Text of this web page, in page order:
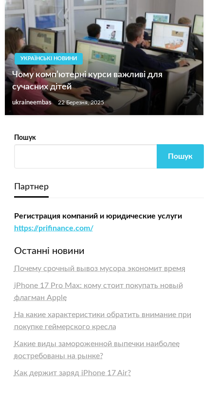
УКРАЇНСЬКІ НОВИНИ
Чому комп’ютерні курси важливі для
сучасних дітей
ukraineembas 22 Березня, 2025
Пошук
Пошук
Партнер
Регистрация компаний и юридические услуги
https://prifinance.com/
Останні новини
Почему срочный вывоз мусора экономит время
iPhone 17 Pro Max: кому стоит покупать новый
флагман Apple
На какие характеристики обратить внимание при
покупке геймерского кресла
Какие виды замороженной выпечки наиболее
востребованы на рынке?
Как держит заряд iPhone 17 Air?